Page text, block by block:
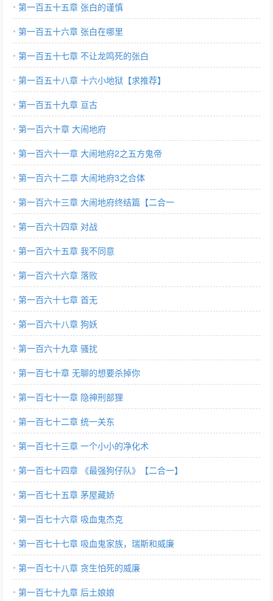
第一百五十五章 张白的谨慎
第一百五十六章 张白在哪里
第一百五十七章 不让龙鸣死的张白
第一百五十八章 十六小地狱【求推荐】
第一百五十九章 亘古
第一百六十章 大闹地府
第一百六十一章 大闹地府2之五方鬼帝
第一百六十二章 大闹地府3之合体
第一百六十三章 大闹地府终结篇【二合一
第一百六十四章 对战
第一百六十五章 我不同意
第一百六十六章 落败
第一百六十七章 首无
第一百六十八章 狗妖
第一百六十九章 骚扰
第一百七十章 无聊的想要杀掉你
第一百七十一章 隐神刑部狸
第一百七十二章 统一关东
第一百七十三章 一个小小的净化术
第一百七十四章 《最强狗仔队》【二合一】
第一百七十五章 茅屋藏娇
第一百七十六章 吸血鬼杰克
第一百七十七章 吸血鬼家族，瑞斯和威廉
第一百七十八章 贪生怕死的威廉
第一百七十九章 后土娘娘